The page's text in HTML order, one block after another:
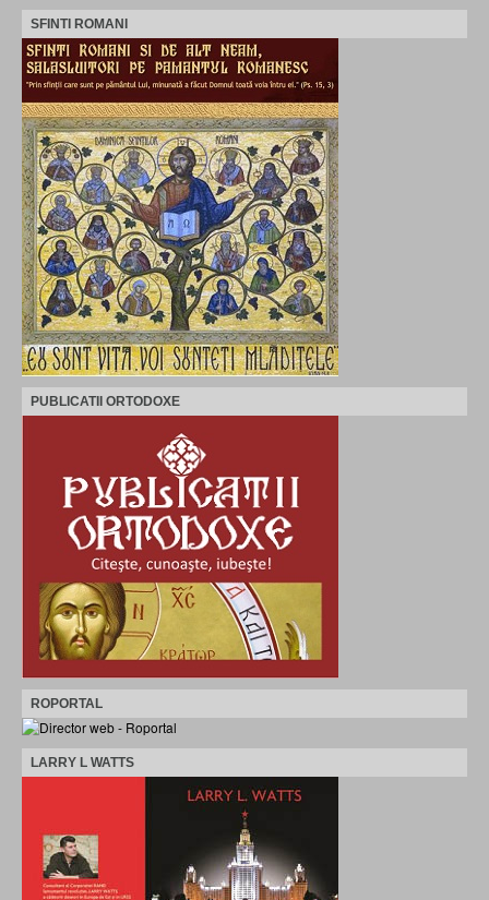
SFINTI ROMANI
PUBLICATII ORTODOXE
ROPORTAL
LARRY L WATTS